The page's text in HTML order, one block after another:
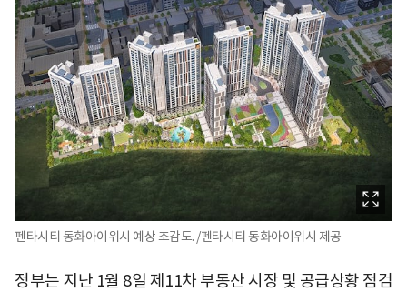
펜타시티 동화아이위시 예상 조감도. /펜타시티 동화아이위시 제공
정부는 지난 1월 8일 제11차 부동산 시장 및 공급상황 점검